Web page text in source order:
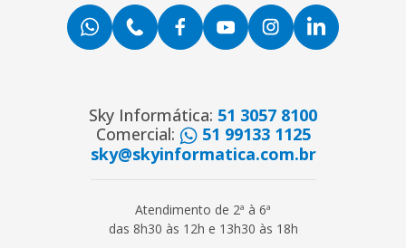
Sky Informática: 51 3057 8100
Comercial:
51 99133 1125
sky@skyinformatica.com.br
Atendimento de 2ª à 6ª
das 8h30 às 12h e 13h30 às 18h